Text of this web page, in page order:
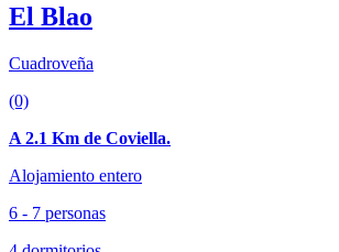
El Blao
Cuadroveña
(0)
A 2.1 Km de Coviella.
Alojamiento entero
6 - 7 personas